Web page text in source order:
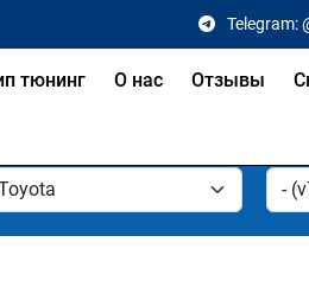
Telegram:
тюнинг О нас Отзывы